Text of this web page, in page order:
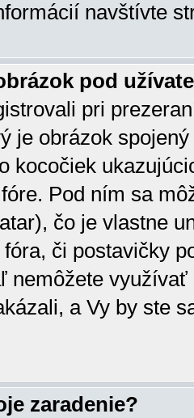
navštívte
pod
pri
je obrázok
kocočiek
Pod ním sa
čo je vlastne
či postavičky
nemôžete
a Vy by ste
zaradenie?